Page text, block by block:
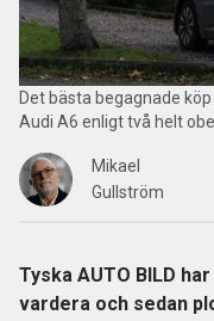
Det bästa begagnade
Audi A6 enligt två helt
Mikael
Gullström
Tyska AUTO BILD
vardera och sedan